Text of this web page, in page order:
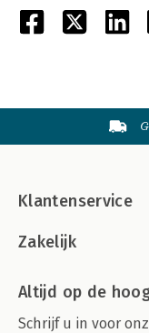
Klantenservice
Zakelijk
Altijd op de
Schrijf u in voor